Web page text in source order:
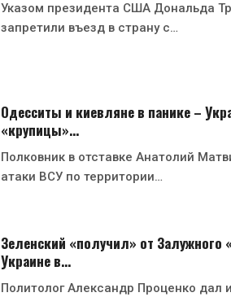
Указом президента США Дональда
запретили въезд в страну с…
Одесситы и киевляне в панике –
«крупицы»…
Полковник в отставке Анатолий
атаки ВСУ по территории…
Зеленский «получил» от Залужного
Украине в…
Политолог Александр Проценко дал